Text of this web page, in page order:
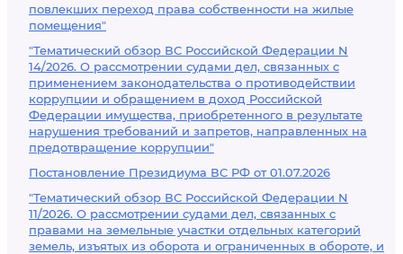
повлекших переход права собственности на жилые
помещения"
"Тематический обзор ВС Российской Федерации N
14/2026. О рассмотрении судами дел, связанных с
применением законодательства о противодействии
коррупции и обращением в доход Российской
Федерации имущества, приобретенного в результате
нарушения требований и запретов, направленных на
предотвращение коррупции"
Постановление Президиума ВС РФ от 01.07.2026
"Тематический обзор ВС Российской Федерации N
11/2026. О рассмотрении судами дел, связанных с
правами на земельные участки отдельных категорий
земель, изъятых из оборота и ограниченных в обороте, и